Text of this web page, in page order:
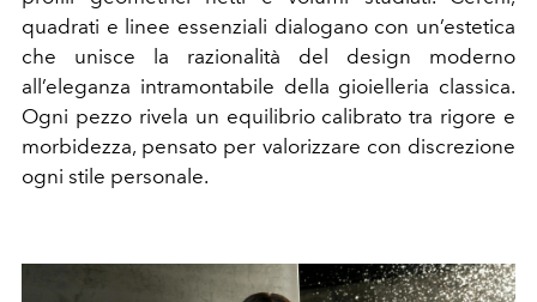
quadrati e linee essenziali dialogano con un’estetica
che unisce la razionalità del design moderno
all’eleganza intramontabile della gioielleria classica.
Ogni pezzo rivela un equilibrio calibrato tra rigore e
morbidezza, pensato per valorizzare con discrezione
ogni stile personale.